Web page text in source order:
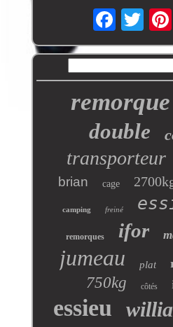
remorque
double
transporteur
brian cage
camping freiné
remorques ifor
jumeau
plat
750kg côtés
essieu